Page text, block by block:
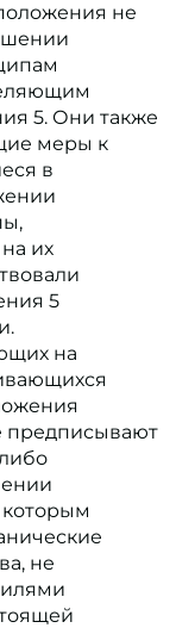
не
5. Они также
меры к
в
их
5
на
предписывают
которым
не